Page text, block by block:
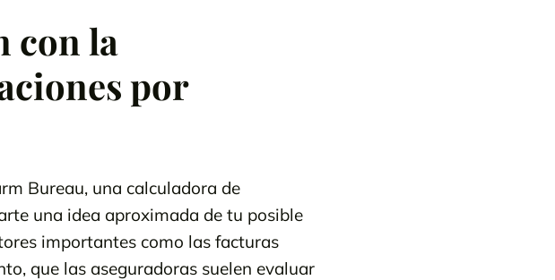
con la
por
Bureau, una calculadora de
una idea aproximada de tu posible
importantes como las facturas
que las aseguradoras suelen evaluar